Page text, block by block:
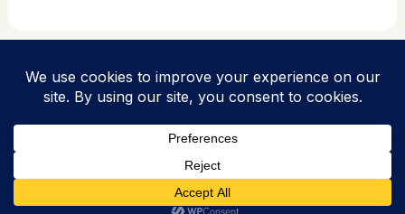
Copyright © 2026 PPLH Puntondo